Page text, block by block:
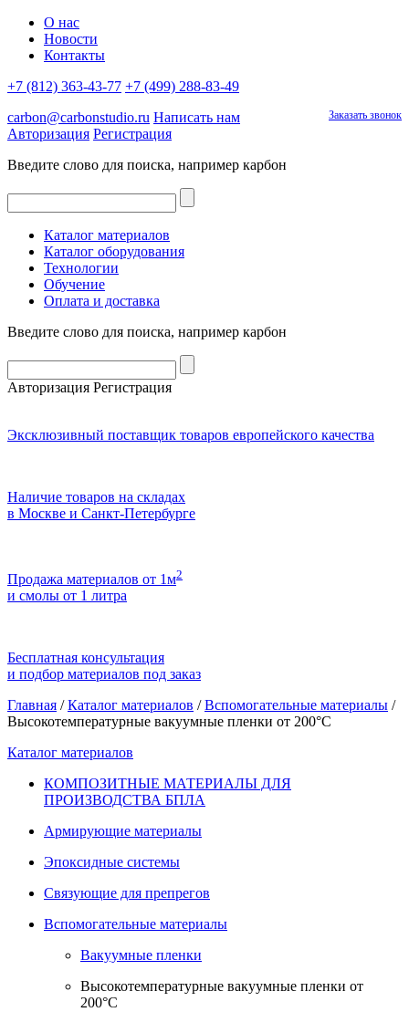
О нас
Новости
Контакты
+7 (812) 363-43-77 +7 (499) 288-83-49
Заказать звонок
carbon@carbonstudio.ru Написать нам
Авторизация Регистрация
Введите слово для поиска, например карбон
Каталог материалов
Каталог оборудования
Технологии
Обучение
Оплата и доставка
Введите слово для поиска, например карбон
Авторизация Регистрация
Эксклюзивный поставщик товаров европейского качества
Наличие товаров на складах
в Москве и Санкт-Петербурге
Продажа материалов от 1м2
и смолы от 1 литра
Бесплатная консультация
и подбор материалов под заказ
Главная / Каталог материалов / Вспомогательные материалы /
Высокотемпературные вакуумные пленки от 200°С
Каталог материалов
КОМПОЗИТНЫЕ МАТЕРИАЛЫ ДЛЯ
ПРОИЗВОДСТВА БПЛА
Армирующие материалы
Эпоксидные системы
Связующие для препрегов
Вспомогательные материалы
Вакуумные пленки
Высокотемпературные вакуумные пленки от
200°С